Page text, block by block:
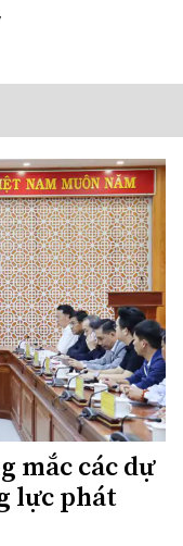
mắc các dự
lực phát